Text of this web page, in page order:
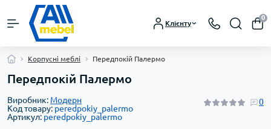
Клієнту
0
Корпусні меблі Передпокій Палермо
Передпокій Палермо
Виробник: Модерн
Код товару: peredpokiy_palermo
Артикул: peredpokiy_palermo
0